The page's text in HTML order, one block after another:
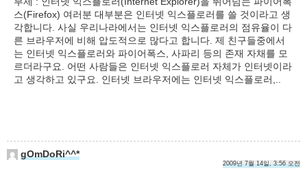
스(Firefox) 여러분 대부분은 인터넷 익스플로러를 쓸 것이라고 생
각합니다. 사실 우리나라에서는 인터넷 익스플로러의 점유율이 다
른 브라우저에 비해 압도적으로 많다고 합니다. 제 친구들중에서
는 인터넷 익스플로러와 파이어폭스, 사파리 등의 존재 자채를 모
르더라구요. 어떤 사람들은 인터넷 익스플로러 자체가 인터넷이라
고 생각하고 있구요. 인터넷 브라우저에는 인터넷 익스플로러,..
gOmDoRi^^*
2009년 7월 14일, 3:56 오전